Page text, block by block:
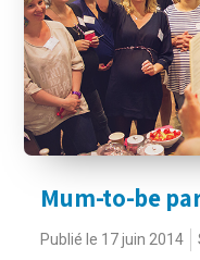
Mum-to-be
Publié le 17 juin 2014